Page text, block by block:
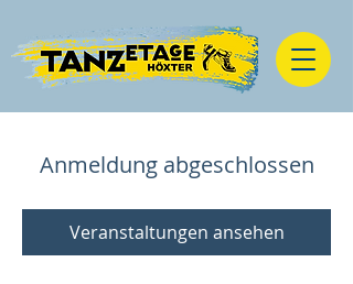
Anmeldung abgeschlossen
Veranstaltungen ansehen